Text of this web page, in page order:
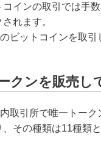
インの取引では手
れます。
ビットコインを取引
クンを販売し
取引所で唯一トー
その種類は11種類と